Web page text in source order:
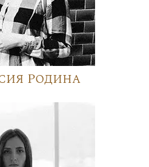
Родина